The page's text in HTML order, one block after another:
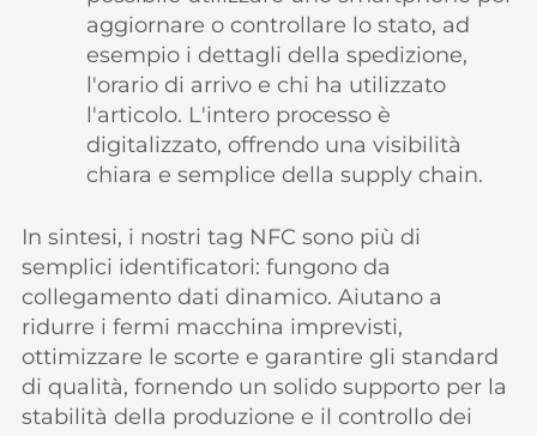
aggiornare o controllare lo stato, ad
esempio i dettagli della spedizione,
l'orario di arrivo e chi ha utilizzato
l'articolo. L'intero processo è
digitalizzato, offrendo una visibilità
chiara e semplice della supply chain.
In sintesi, i nostri tag NFC sono più di
semplici identificatori: fungono da
collegamento dati dinamico. Aiutano a
ridurre i fermi macchina imprevisti,
ottimizzare le scorte e garantire gli standard
di qualità, fornendo un solido supporto per la
stabilità della produzione e il controllo dei